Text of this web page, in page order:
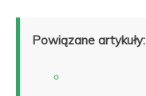
Powiązane artykuły: